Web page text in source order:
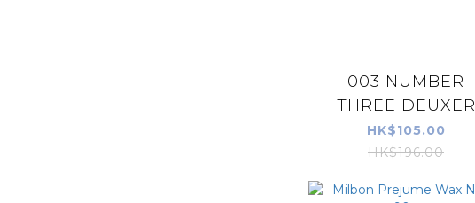
003 NUMBER
THREE DEUXER
SOFT WAX 2
HK$105.00
HK$196.00